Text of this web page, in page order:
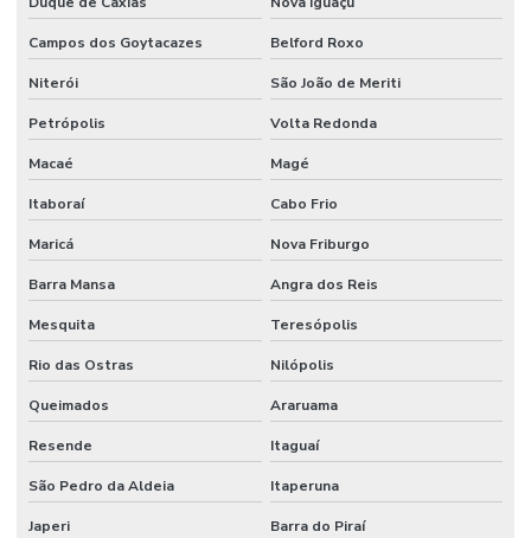
Campos dos Goytacazes Belford Roxo
Niterói São João de Meriti
Petrópolis Volta Redonda
Macaé Magé
Itaboraí Cabo Frio
Maricá Nova Friburgo
Barra Mansa Angra dos Reis
Mesquita Teresópolis
Rio das Ostras Nilópolis
Queimados Araruama
Resende Itaguaí
São Pedro da Aldeia Itaperuna
Japeri Barra do Piraí